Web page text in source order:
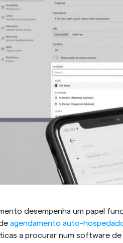
desempenha um papel
agendamento auto-
a procurar num software